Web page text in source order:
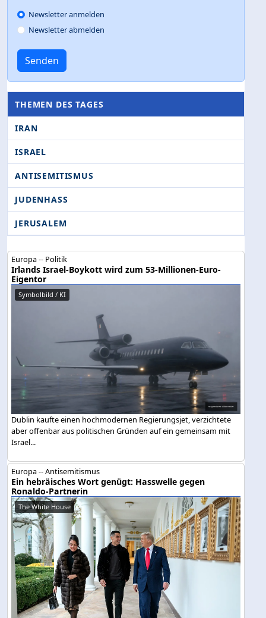
Newsletter anmelden
Newsletter abmelden
Senden
THEMEN DES TAGES
IRAN
ISRAEL
ANTISEMITISMUS
JUDENHASS
JERUSALEM
Europa -- Politik
Irlands Israel-Boykott wird zum 53-Millionen-Euro-
Eigentor
Symbolbild / KI
Dublin kaufte einen hochmodernen Regierungsjet, verzichtete
aber offenbar aus politischen Gründen auf ein gemeinsam mit
Israel...
Europa -- Antisemitismus
Ein hebräisches Wort genügt: Hasswelle gegen
Ronaldo-Partnerin
The White House